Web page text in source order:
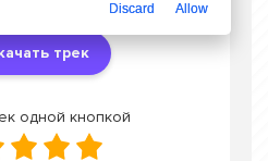
трек
одной кнопкой
Discard Allow